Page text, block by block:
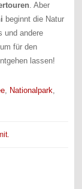
. Aber
beginnt die Natur
und andere
für den
lassen!
, Nationalpark,